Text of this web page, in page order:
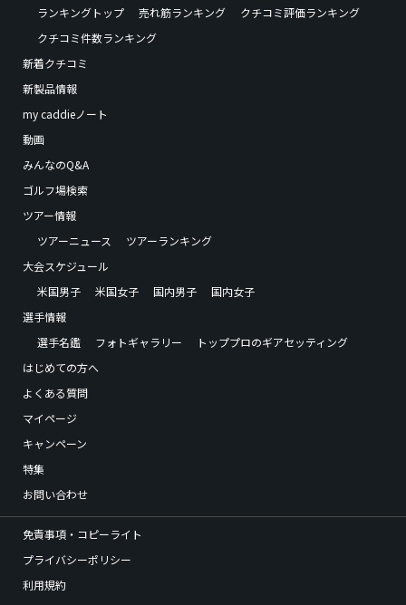
ランキングトップ
売れ筋ランキング
クチコミ評価ランキング
クチコミ件数ランキング
新着クチコミ
新製品情報
my caddieノート
動画
みんなのQ&A
ゴルフ場検索
ツアー情報
ツアーニュース
ツアーランキング
大会スケジュール
米国男子
米国女子 国内男子
国内女子
選手情報
選手名鑑
フォトギャラリー
トッププロのギアセッティング
はじめての方へ
よくある質問
マイページ
キャンペーン
特集
お問い合わせ
免責事項・コピーライト
プライバシーポリシー
利用規約